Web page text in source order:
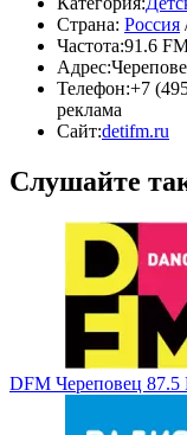
Страна: Россия
Частота:91.6
Адрес:
Телефон:+7
реклама
Сайт:detifm.ru
Слушайте
DFM Череповец 87.5